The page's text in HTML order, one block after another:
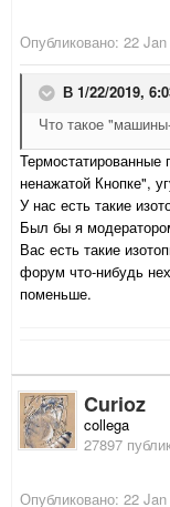
Опубликовано: 22
В 1/22/2019,
Что такое
Термостатированные
ненажатой Кнопке",
У нас есть такие
Был бы я
Вас есть такие
форум что-нибудь
поменьше.
Curioz
collega
27897
Опубликовано: 22